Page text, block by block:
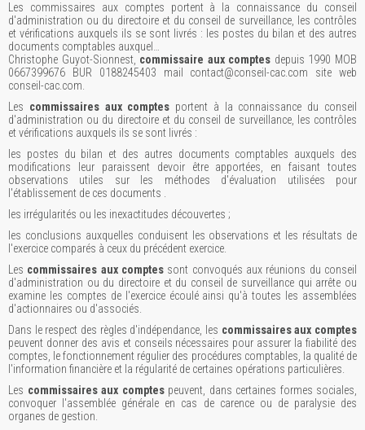
Les commissaires aux comptes portent à la connaissance du conseil
d'administration ou du directoire et du conseil de surveillance, les contrôles
et vérifications auxquels ils se sont livrés : les postes du bilan et des autres
documents comptables auxquel…
Christophe Guyot-Sionnest, commissaire aux comptes depuis 1990 MOB
0667399676 BUR 0188245403 mail contact@conseil-cac.com site web
conseil-cac.com.
Les commissaires aux comptes portent à la connaissance du conseil
d'administration ou du directoire et du conseil de surveillance, les contrôles
et vérifications auxquels ils se sont livrés :
les postes du bilan et des autres documents comptables auxquels des
modifications leur paraissent devoir être apportées, en faisant toutes
observations utiles sur les méthodes d'évaluation utilisées pour
l'établissement de ces documents .
les irrégularités ou les inexactitudes découvertes ;
les conclusions auxquelles conduisent les observations et les résultats de
l'exercice comparés à ceux du précédent exercice.
Les commissaires aux comptes sont convoqués aux réunions du conseil
d'administration ou du directoire et du conseil de surveillance qui arrête ou
examine les comptes de l'exercice écoulé ainsi qu'à toutes les assemblées
d'actionnaires ou d'associés.
Dans le respect des règles d'indépendance, les commissaires aux comptes
peuvent donner des avis et conseils nécessaires pour assurer la fiabilité des
comptes, le fonctionnement régulier des procédures comptables, la qualité de
l'information financière et la régularité de certaines opérations particulières.
Les commissaires aux comptespeuvent, dans certaines formes sociales,
convoquer l'assemblée générale en cas de carence ou de paralysie des
organes de gestion.